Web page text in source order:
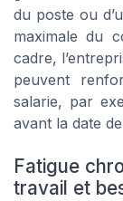
du poste ou
maximale du
cadre,
peuvent
salarie, par
avant la date
Fatigue
travail et